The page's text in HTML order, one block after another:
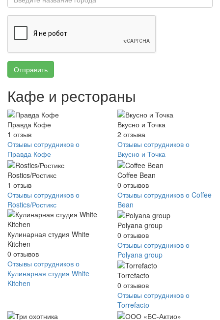
Отправить
Кафе и рестораны
Правда Кофе
1 отзыв
Отзывы сотрудников о
Правда Кофе
Вкусно и Точка
2 отзыва
Отзывы сотрудников о
Вкусно и Точка
Rostics/Ростикс
1 отзыв
Отзывы сотрудников о
Rostics/Ростикс
Coffee Bean
0 отзывов
Отзывы сотрудников о Coffee
Bean
Кулинарная студия White
Kitchen
0 отзывов
Отзывы сотрудников о
Кулинарная студия White
Kitchen
Polyana group
0 отзывов
Отзывы сотрудников о
Polyana group
Torrefacto
0 отзывов
Отзывы сотрудников о
Torrefacto